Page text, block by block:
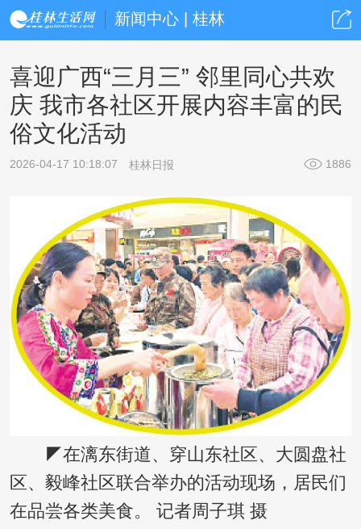
新闻中心 | 桂林
喜迎广西“三月三” 邻里同心共欢
庆 我市各社区开展内容丰富的民
俗文化活动
2026-04-17 10:18:07 桂林日报 1886
◤在漓东街道、穿山东社区、大圆盘社
区、毅峰社区联合举办的活动现场，居民们
在品尝各类美食。 记者周子琪 摄